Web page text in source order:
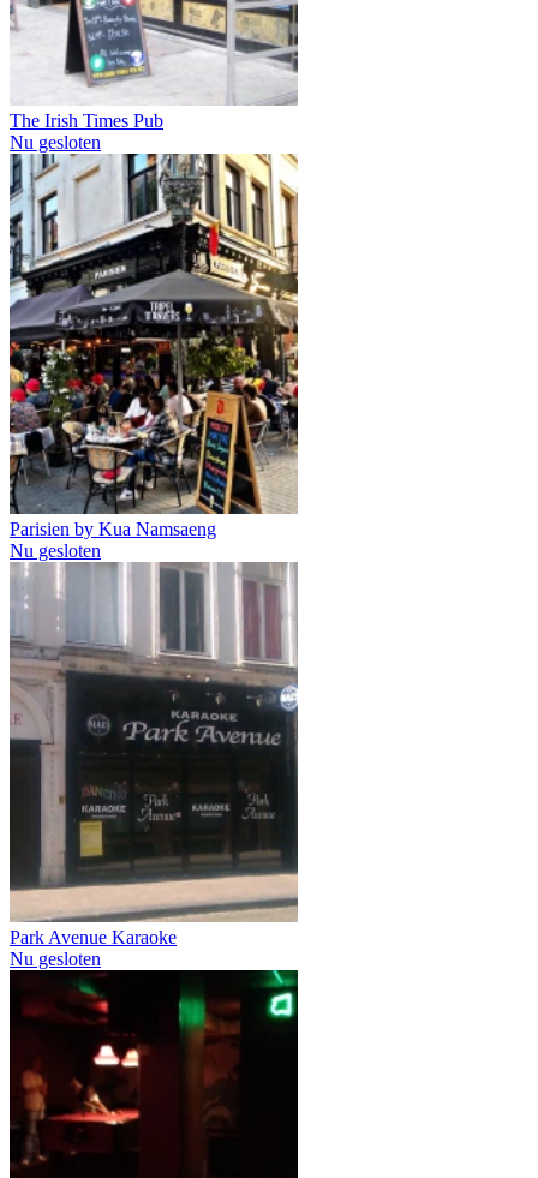
The Irish Times Pub
Nu gesloten
Parisien by Kua Namsaeng
Nu gesloten
Park Avenue Karaoke
Nu gesloten